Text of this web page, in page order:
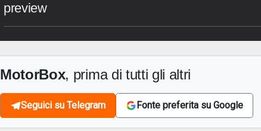
preview
MotorBox, prima di tutti gli altri
Seguici su Telegram Fonte preferita su Google